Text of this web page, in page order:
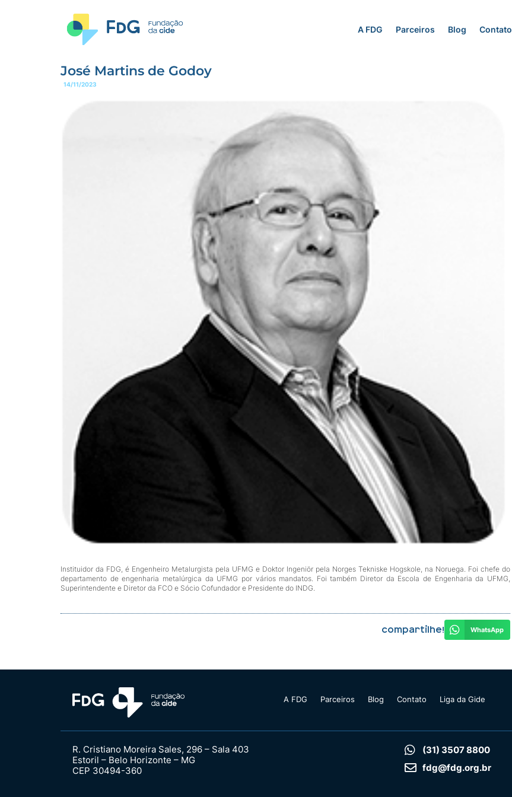
A FDG Parceiros Blog Contato
José Martins de Godoy
14/11/2023
Instituidor da FDG, é Engenheiro Metalurgista pela UFMG e Doktor Ingeniör pela Norges Tekniske Hogskole, na Noruega. Foi chefe do
departamento de engenharia metalúrgica da UFMG por vários mandatos. Foi também Diretor da Escola de Engenharia da UFMG,
Superintendente e Diretor da FCO e Sócio Cofundador e Presidente do INDG.
Compartilhe! WhatsApp
A FDG Parceiros Blog Contato Liga da Gide
R. Cristiano Moreira Sales, 296 – Sala 403
Estoril – Belo Horizonte – MG
CEP 30494-360
(31) 3507 8800
fdg@fdg.org.br